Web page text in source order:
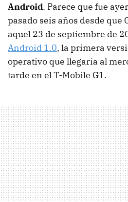
Android. Parece que fue
pasado seis años desde que
aquel 23 de septiembre de
Android 1.0, la primera
operativo que llegaría al
tarde en el T-Mobile G1.